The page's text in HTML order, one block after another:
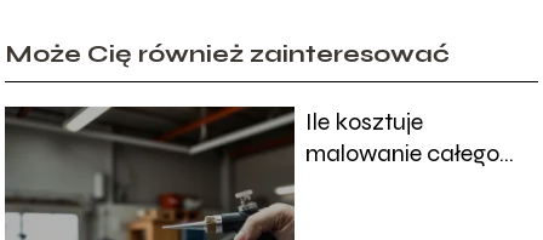
Może Cię również zainteresować
Ile kosztuje
malowanie całego